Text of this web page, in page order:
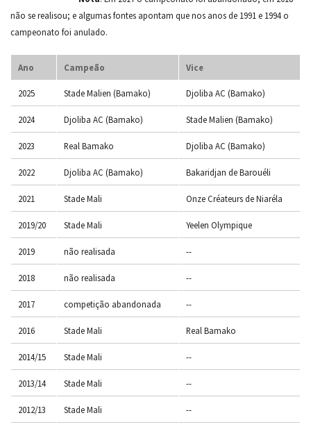
não se realisou; e algumas fontes apontam que nos anos de 1991 e 1994 o
campeonato foi anulado.
Ano Campeão Vice
2025 Stade Malien (Bamako) Djoliba AC (Bamako)
2024 Djoliba AC (Bamako) Stade Malien (Bamako)
2023 Real Bamako Djoliba AC (Bamako)
2022 Djoliba AC (Bamako) Bakaridjan de Barouéli
2021 Stade Mali Onze Créateurs de Niaréla
2019/20 Stade Mali Yeelen Olympique
2019 não realisada --
2018 não realisada --
2017 competição abandonada --
2016 Stade Mali Real Bamako
2014/15 Stade Mali --
2013/14 Stade Mali --
2012/13 Stade Mali --